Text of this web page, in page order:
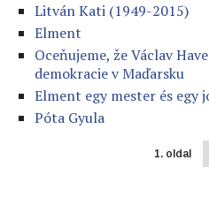
Litván Kati (1949-2015)
Elment
Oceňujeme, že Václav
demokracie v Maďarsku
Elment egy mester és egy
Póta Gyula
1. oldal